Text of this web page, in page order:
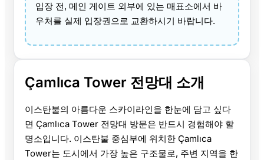
입장 전, 메인 게이트 외부에 있는 매표소에서 바
우처를 실제 입장권으로 교환하시기 바랍니다.
Çamlıca Tower 전망대 소개
이스탄불의 아름다운 스카이라인을 한눈에 담고 싶다
면 Çamlıca Tower 전망대 방문은 반드시 경험해야 할
명소입니다. 이스탄불 중심부에 위치한 Çamlıca
Tower는 도시에서 가장 높은 구조물로, 주변 지역을 한